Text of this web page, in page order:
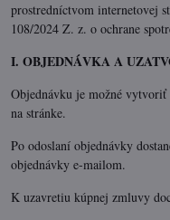
prostredníctvom internetovej
108/2024 Z. z. o ochrane
I. OBJEDNÁVKA A
Objednávku je možné
na stránke.
Po odoslaní objednávky
objednávky e-mailom.
K uzavretiu kúpnej zmluvy